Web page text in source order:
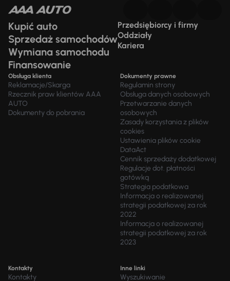
Kupić auto
Sprzedaż samochodów
Wymiana samochodu
Finansowanie
Przedsiębiorcy i firmy
Oddziały
Kariera
Obsługa klienta
Reklamacje/Skarga
Rzecznik praw klientów AAA
AUTO
Dokumenty do pobrania
Dokumenty prawne
Regulamin strony
Obsługa danych osobowych
Przetwarzanie danych
osobowych
Zasady korzystania z plików
cookies
Ustawienia plików cookie
DataAct
Cennik sprzedaży dodatkowej
Regulacje dot. płatności
gotówką
Strategia podatkowa
Informacja o realizowanej
strategii podatkowej za rok
2022
Informacja o realizowanej
strategii podatkowej za rok
2023
Kontakty
Kontakty
Inne linki
Wyszukiwanie